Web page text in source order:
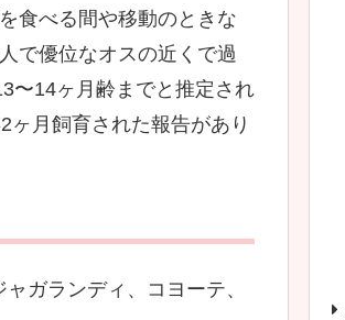
食べる間や移動のときな
で優位なオスの近くで過
〜14ヶ月齢までと推定され
ヶ月飼育された報告があり
ガランディ、コヨーテ、